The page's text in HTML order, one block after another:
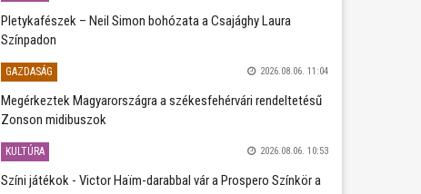
Pletykafészek – Neil Simon bohózata a Csajághy Laura
Színpadon
GAZDASÁG 2026.08.06. 11:04
Megérkeztek Magyarországra a székesfehérvári rendeltetésű
Zonson midibuszok
KULTÚRA 2026.08.06. 10:53
Színi játékok - Victor Haïm-darabbal vár a Prospero Színkör a